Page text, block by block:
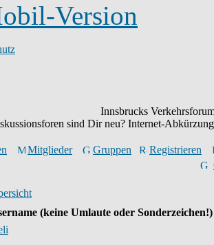
Version
Innsbrucks
sind Dir neu? Internet-
Mitglieder Gruppen
Registrieren
(keine Umlaute oder Sonderzeichen!)